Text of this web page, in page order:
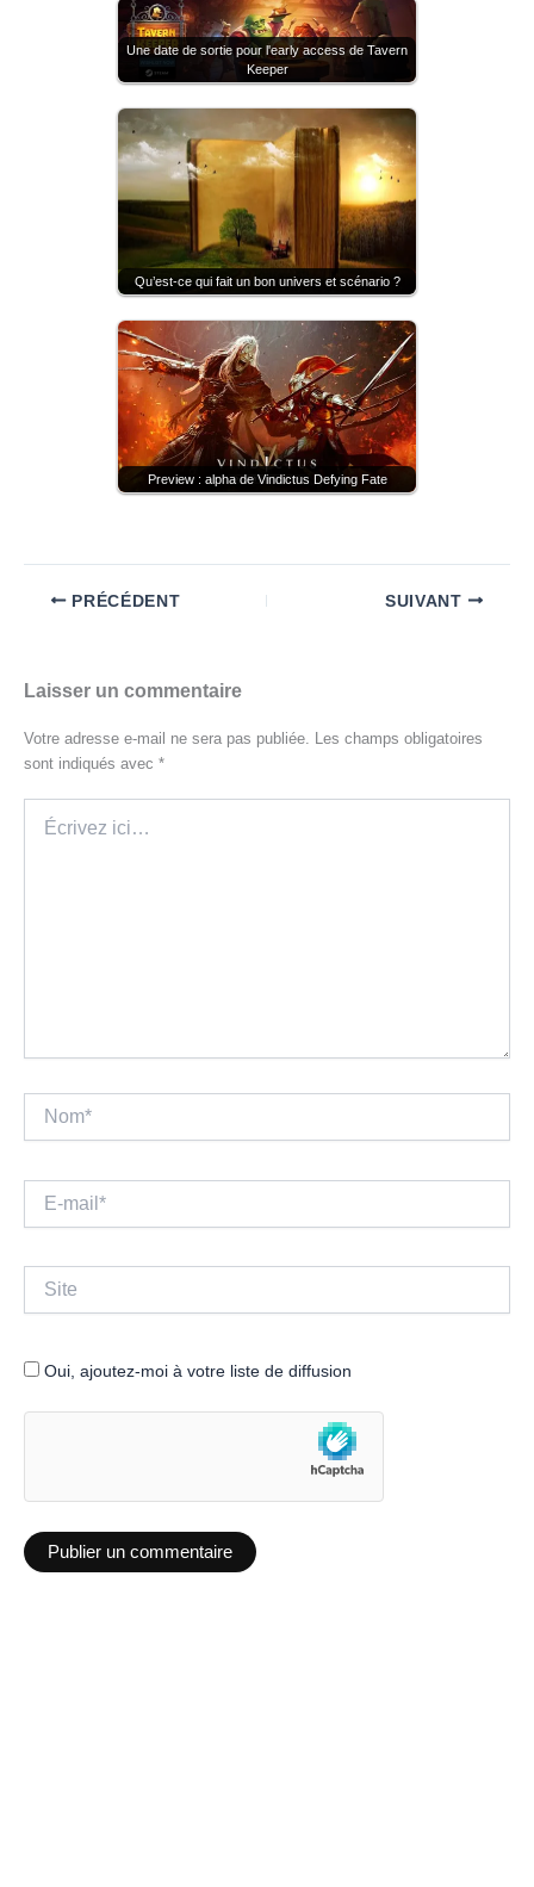
Une date de sortie pour l'early access de Tavern
Keeper
Qu’est-ce qui fait un bon univers et scénario ?
Preview : alpha de Vindictus Defying Fate
PRÉCÉDENT SUIVANT
Laisser un commentaire
Votre adresse e-mail ne sera pas publiée. Les champs obligatoires
sont indiqués avec *
ici…
Nom*
mail*
Oui, ajoutez-moi à votre liste de diffusion